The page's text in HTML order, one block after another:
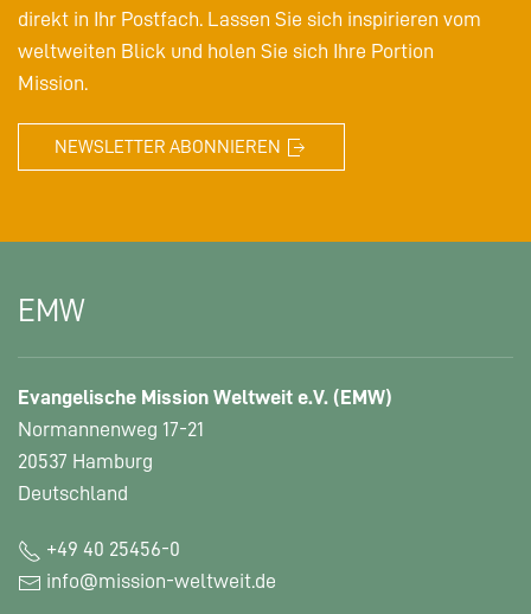
direkt in Ihr Postfach. Lassen Sie sich inspirieren vom
weltweiten Blick und holen Sie sich Ihre Portion
Mission.
NEWSLETTER ABONNIEREN
EMW
Evangelische Mission Weltweit e.V. (EMW)
Normannenweg 17-21
20537 Hamburg
Deutschland
+49 40 25456-0
info@mission-weltweit.de